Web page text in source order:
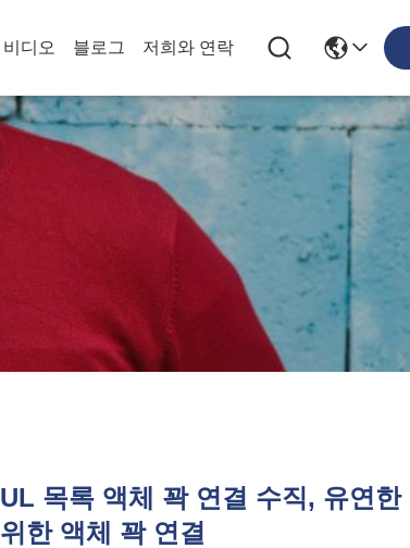
비디오 블로그 저희와 연락
UL 목록 액체 꽉 연결 수직, 유연한
위한 액체 꽉 연결